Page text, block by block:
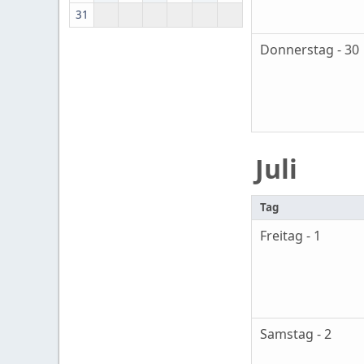
31
Donnerstag - 30
Juli
Tag
Freitag - 1
Samstag - 2